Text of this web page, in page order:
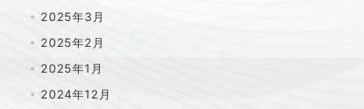
2025年3月
2025年2月
2025年1月
2024年12月